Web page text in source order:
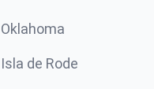
Oklahoma
Isla de Rode